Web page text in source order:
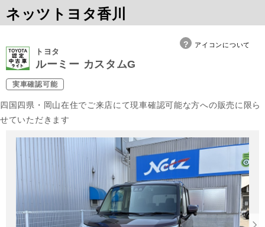
ネッツトヨタ香川
アイコンについて
トヨタ
ルーミー カスタムG
実車確認可能
四国四県・岡山在住でご来店にて現車確認可能な方への販売に限ら
せていただきます